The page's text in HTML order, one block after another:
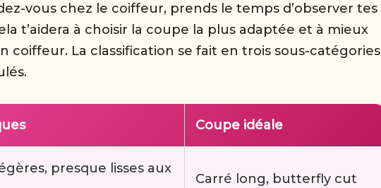
vous chez le coiffeur, prends le temps d’observer tes
t’aidera à choisir la coupe la plus adaptée et à mieux
coiffeur. La classification se fait en trois sous-catégories
Coupe idéale
presque lisses aux
Carré long, butterfly cut